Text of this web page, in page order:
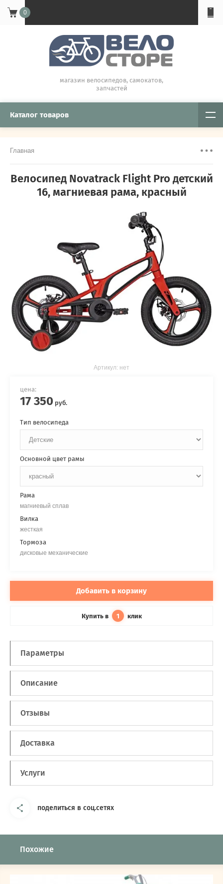
0
магазин велосипедов, самокатов,
запчастей
Каталог товаров
Главная
Велосипед Novatrack Flight Pro детский
16, магниевая рама, красный
Артикул: нет
цена:
17 350 руб.
Тип велосипеда
Основной цвет рамы
Рама
магниевый сплав
Вилка
жесткая
Тормоза
дисковые механические
Добавить в корзину
Купить в 1 клик
Параметры
Описание
Отзывы
Доставка
Услуги
поделиться в соц.сетях
Похожие